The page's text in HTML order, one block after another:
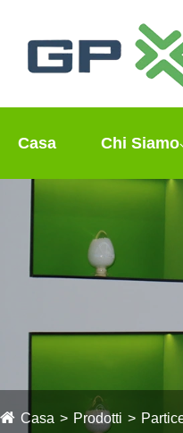
Casa Chi Siamo
Casa Prodotti